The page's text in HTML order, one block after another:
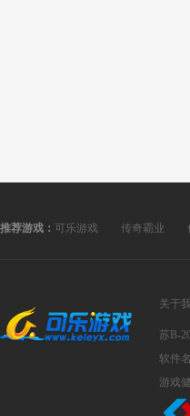
推荐游戏： 可乐游戏 传奇霸业
关于
苏B-
软件
游戏